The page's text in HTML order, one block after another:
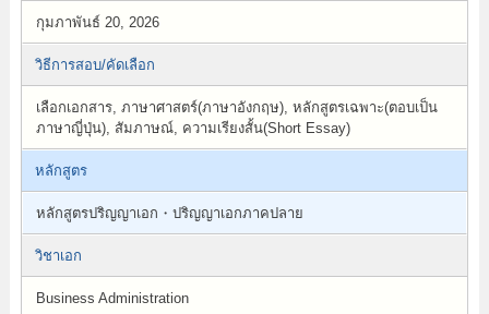
กุมภาพันธ์ 20, 2026
วิธีการสอบ/คัดเลือก
เลือกเอกสาร, ภาษาศาสตร์(ภาษาอังกฤษ), หลักสูตรเฉพาะ(ตอบเป็น
ภาษาญี่ปุ่น), สัมภาษณ์, ความเรียงสั้น(Short Essay)
หลักสูตร
หลักสูตรปริญญาเอก・ปริญญาเอกภาคปลาย
วิชาเอก
Business Administration